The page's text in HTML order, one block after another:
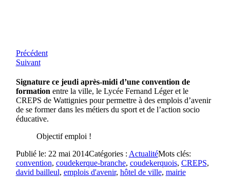
Précédent
Suivant
Signature ce jeudi après-midi d’une convention de
formation entre la ville, le Lycée Fernand Léger et le
CREPS de Wattignies pour permettre à des emplois d’avenir
de se former dans les métiers du sport et de l’action socio
éducative.
Objectif emploi !
Publié le: 22 mai 2014Catégories : ActualitéMots clés:
convention, coudekerque-branche, coudekerquois, CREPS,
david bailleul, emplois d'avenir, hôtel de ville, mairie